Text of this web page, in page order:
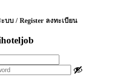
ะบบ / Register ลงทะเบียน